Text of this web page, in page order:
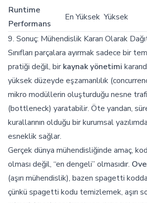
Runtime
Performans
En Yüksek Yüksek
9. Sonuç: Mühendislik Kararı Olarak
Sınıfları parçalara ayırmak sadece bir
pratiği değil, birkaynak yönetimi
yüksek düzeyde eşzamanlılık
mikro modüllerin oluşturduğu nesne
(bottleneck) yaratabilir. Öte yandan,
kurallarının olduğu bir kurumsal
esneklik sağlar.
Gerçek dünya mühendisliğinde amaç,
olması değil, “en dengeli” olmasıdır.
(aşırı mühendislik), bazen spagetti
çünkü spagetti kodu temizlemek, aşırı